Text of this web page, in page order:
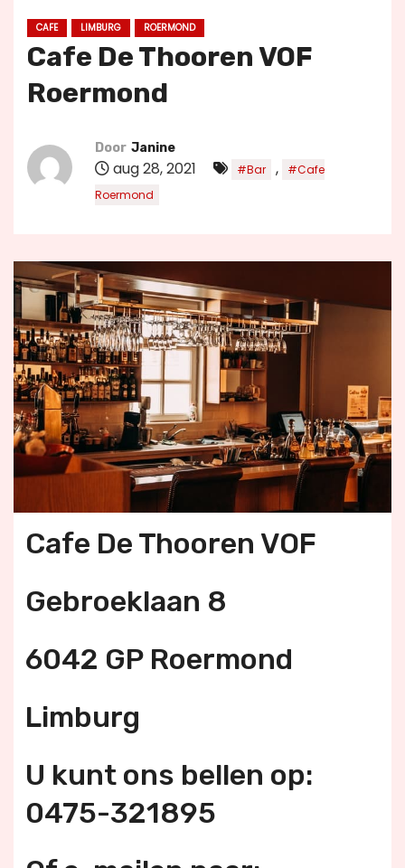
CAFE LIMBURG ROERMOND
Cafe De Thooren VOF
Roermond
Door Janine
aug 28, 2021 #Bar ,
#Cafe
Roermond
Cafe De Thooren VOF
Gebroeklaan 8
6042 GP Roermond
Limburg
U kunt ons bellen op:
0475-321895